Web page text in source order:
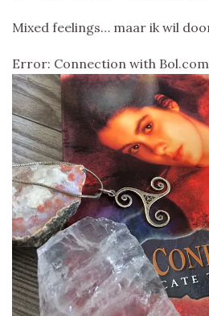
Mixed feelings… maar ik wil
Error: Connection with